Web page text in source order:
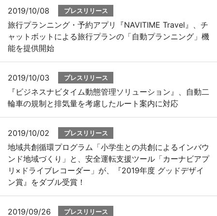
2019/10/08 プレスリリース
旅行プランニング・予約アプリ『NAVITIME Travel』、チ
ャットボットによる旅行プランの「自動プランニング」機
能を提供開始
2019/10/03 プレスリリース
『ビジネスナビタイム動態管理ソリューション』、自動二
輪車の規制と排気量を考慮したルート案内に対応
2019/10/02 プレスリリース
地域共創循環プログラム「小学生との共創によるインバウ
ンド地域づくり」と、安全運転支援ツール「カーナビアプ
リ×ドライブレコーダー」が、『2019年度 グッドデザイ
ン賞』をダブル受賞！
2019/09/26 プレスリリース